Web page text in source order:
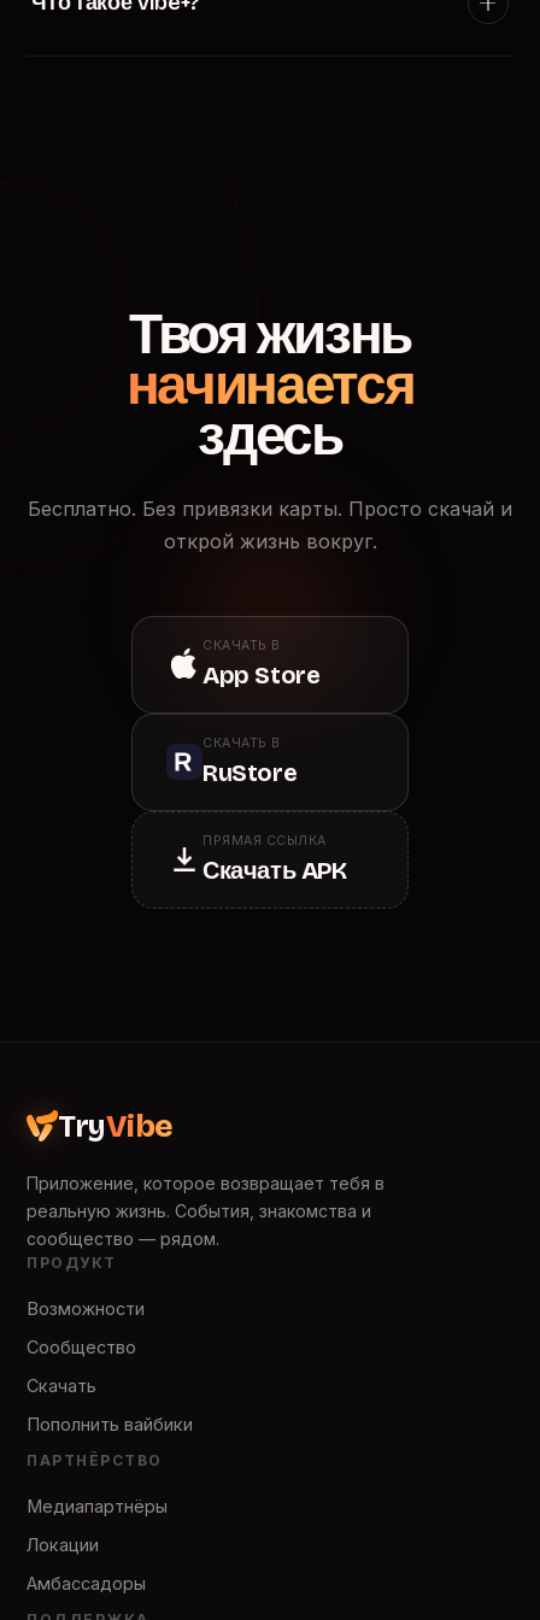
Твоя жизнь
начинается
здесь
Бесплатно. Без привязки карты. Просто скачай и
открой жизнь вокруг.
СКАЧАТЬ В
App Store
СКАЧАТЬ В
RuStore
ПРЯМАЯ ССЫЛКА
Скачать APK
TryVibe
Приложение, которое возвращает тебя в
реальную жизнь. События, знакомства и
сообщество — рядом.
ПРОДУКТ
Возможности
Сообщество
Скачать
Пополнить вайбики
ПАРТНЁРСТВО
Медиапартнёры
Локации
Амбассадоры